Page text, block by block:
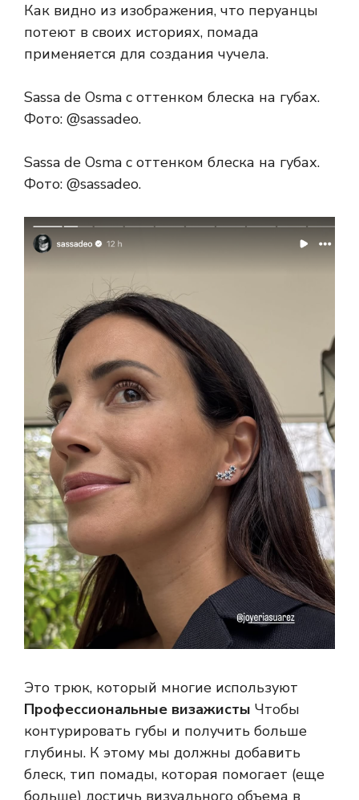
Как видно из изображения, что перуанцы
потеют в своих историях, помада
применяется для создания чучела.
Sassa de Osma с оттенком блеска на губах.
Фото: @sassadeo.
Sassa de Osma с оттенком блеска на губах.
Фото: @sassadeo.
Это трюк, который многие используют
Профессиональные визажисты Чтобы
контурировать губы и получить больше
глубины. К этому мы должны добавить
блеск, тип помады, которая помогает (еще
больше) достичь визуального объема в